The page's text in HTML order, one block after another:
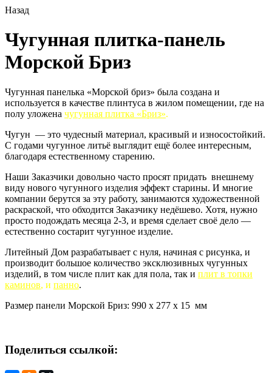
Назад
Чугунная плитка-панель
Морской Бриз
Чугунная панелька «Морской бриз» была создана и
используется в качестве плинтуса в жилом помещении, где на
полу уложена чугунная плитка «Бриз».
Чугун — это чудесный материал, красивый и износостойкий.
С годами чугунное литьё выглядит ещё более интересным,
благодаря естественному старению.
Наши Заказчики довольно часто просят придать внешнему
виду нового чугунного изделия эффект старины. И многие
компании берутся за эту работу, занимаются художественной
раскраской, что обходится Заказчику недёшево. Хотя, нужно
просто подождать месяца 2-3, и время сделает своё дело —
естественно состарит чугунное изделие.
Литейный Дом разрабатывает с нуля, начиная с рисунка, и
производит большое количество эксклюзивных чугунных
изделий, в том числе плит как для пола, так и плит в топки
каминов, и панно.
Размер панели Морской Бриз: 990 х 277 х 15 мм
Поделиться ссылкой: